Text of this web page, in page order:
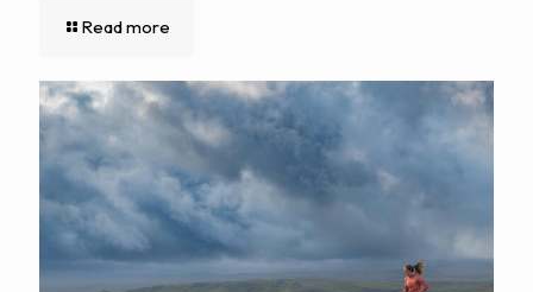
Read more